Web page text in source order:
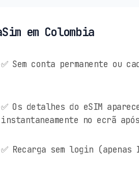
em Colombia
✅ Sem conta permanente ou
✅ Os detalhes do eSIM
instantaneamente no ecrã
✅ Recarga sem login (apenas